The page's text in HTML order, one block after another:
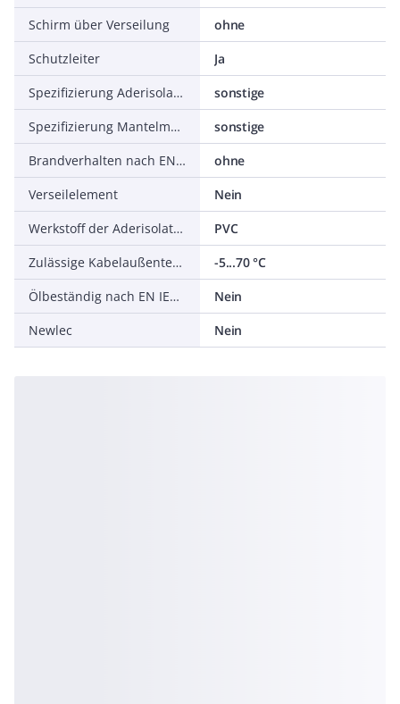
Schirm über Verseilung
ohne
Schutzleiter
Ja
Spezifizierung Aderisolation
sonstige
Spezifizierung Mantelmaterial
sonstige
Brandverhalten nach EN 13501-6: Säureentwicklung
ohne
Verseilelement
Nein
Werkstoff der Aderisolation
PVC
Zulässige Kabelaußentemperatur bei Montage/Handling
-5...70 °C
Ölbeständig nach EN IEC 60811-404
Nein
Newlec
Nein